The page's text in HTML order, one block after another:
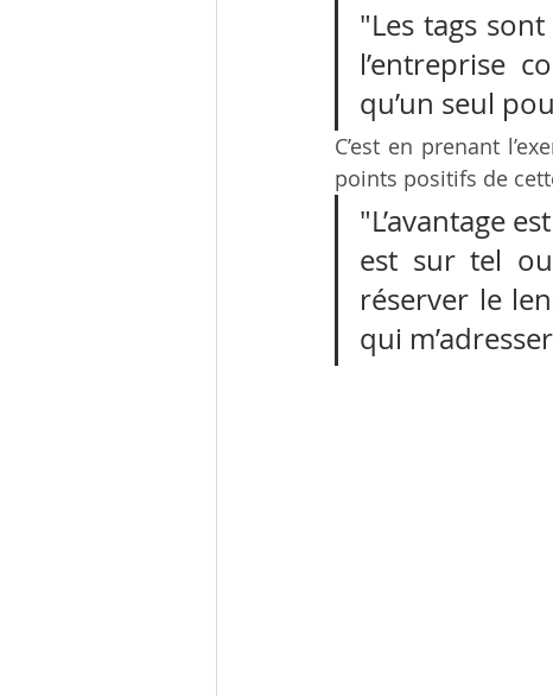
"Les tags
l’entreprise
qu’un seul
C’est en prenant
points positifs de
"L’avantage
est sur tel
réserver le
qui